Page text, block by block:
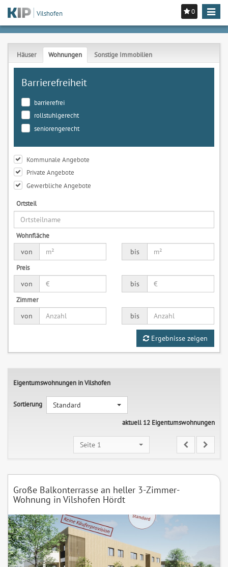
0
Toggle
Vilshofen
Häuser Wohnungen Sonstige Immobilien
Barrierefreiheit
barrierefrei
rollstuhlgerecht
seniorengerecht
Kommunale Angebote
Private Angebote
Gewerbliche Angebote
Ortsteil
Wohnfläche
von
bis
Preis
von
bis
Zimmer
von
bis
Ergebnisse zeigen
Eigentumswohnungen in Vilshofen
Sortierung
Standard
aktuell 12 Eigentumswohnungen
Seite 1
Große Balkonterrasse an heller 3-Zimmer-
Wohnung in Vilshofen Hördt